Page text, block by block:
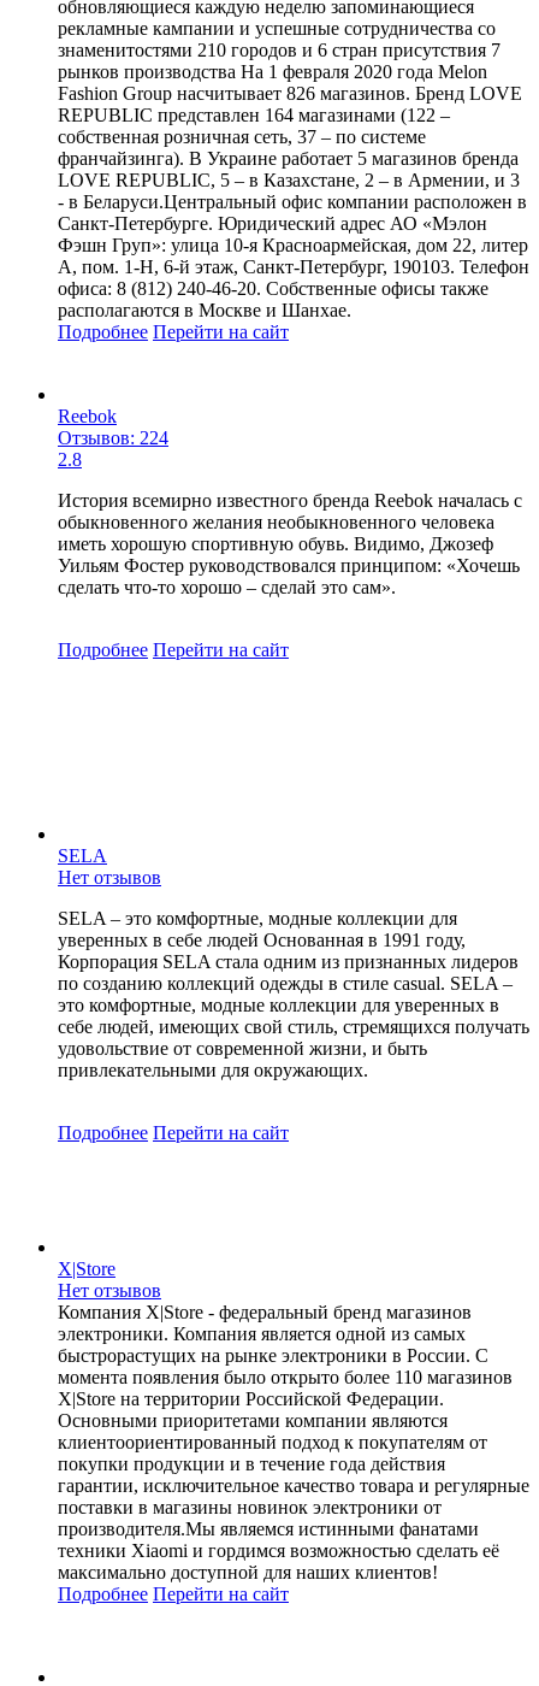
обновляющиеся каждую неделю запоминающиеся
рекламные кампании и успешные сотрудничества со
знаменитостями 210 городов и 6 стран присутствия 7
рынков производства На 1 февраля 2020 года Melon
Fashion Group насчитывает 826 магазинов. Бренд LOVE
REPUBLIC представлен 164 магазинами (122 –
собственная розничная сеть, 37 – по системе
франчайзинга). В Украине работает 5 магазинов бренда
LOVE REPUBLIC, 5 – в Казахстане, 2 – в Армении, и 3
- в Беларуси.Центральный офис компании расположен в
Санкт-Петербурге. Юридический адрес АО «Мэлон
Фэшн Груп»: улица 10-я Красноармейская, дом 22, литер
А, пом. 1-Н, 6-й этаж, Санкт-Петербург, 190103. Телефон
офиса: 8 (812) 240-46-20. Собственные офисы также
располагаются в Москве и Шанхае.
Подробнее Перейти на сайт
Reebok
Отзывов: 224
2.8
История всемирно известного бренда Reebok началась с
обыкновенного желания необыкновенного человека
иметь хорошую спортивную обувь. Видимо, Джозеф
Уильям Фостер руководствовался принципом: «Хочешь
сделать что-то хорошо – сделай это сам».
Подробнее Перейти на сайт
SELA
Нет отзывов
SELA – это комфортные, модные коллекции для
уверенных в себе людей Основанная в 1991 году,
Корпорация SELA стала одним из признанных лидеров
по созданию коллекций одежды в стиле casual. SELA –
это комфортные, модные коллекции для уверенных в
себе людей, имеющих свой стиль, стремящихся получать
удовольствие от современной жизни, и быть
привлекательными для окружающих.
Подробнее Перейти на сайт
X|Store
Нет отзывов
Компания X|Store - федеральный бренд магазинов
электроники. Компания является одной из самых
быстрорастущих на рынке электроники в России. С
момента появления было открыто более 110 магазинов
X|Store на территории Российской Федерации.
Основными приоритетами компании являются
клиентоориентированный подход к покупателям от
покупки продукции и в течение года действия
гарантии, исключительное качество товара и регулярные
поставки в магазины новинок электроники от
производителя.Мы являемся истинными фанатами
техники Xiaomi и гордимся возможностью сделать её
максимально доступной для наших клиентов!
Подробнее Перейти на сайт